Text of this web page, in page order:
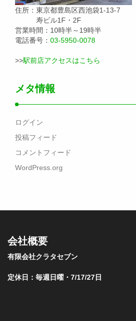
住所：東京都豊島区西池袋1-13-7
寿ビル1F・2F
営業時間：10時半～19時半
電話番号： 03-5950-0078
>>駅前店アクセスはこちら
メタ情報
ログイン
投稿フィード
コメントフィード
WordPress.org
会社概要
有限会社クラタセブン
定休日：毎週日曜・7/17/27日